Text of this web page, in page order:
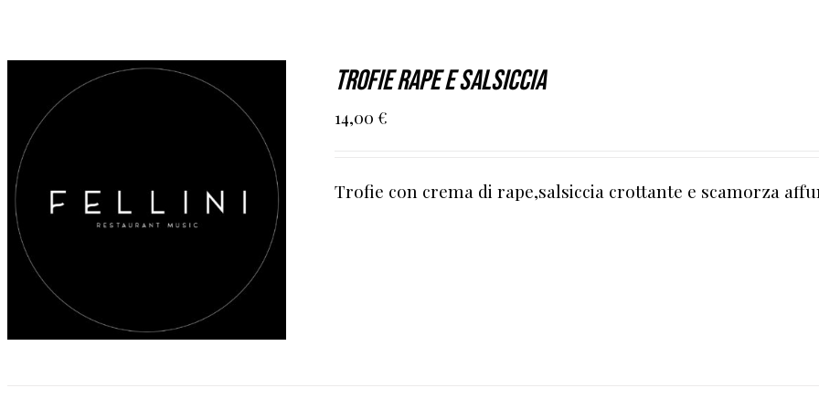
AGGIUNGI AL CARRELLO DETAILS
TROFIE RAPE E SALSICCIA
14,00€
Trofie con crema di rape,salsiccia crottante e scamorza